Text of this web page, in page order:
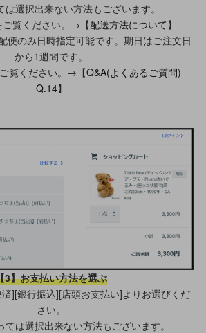
選択出来ない方法もございます。
ご覧ください。→【配送方法について 】
便のみ日時指定可能です。期日はご注文日
から1週間です。
覧ください。→【Q&A(よくあるご質問)
Q.14】
3】お支払い方法を選ぶ
][銀行振込][店頭お支払い]よりお選びくだ
さい。
は選択出来ない方法もございます。